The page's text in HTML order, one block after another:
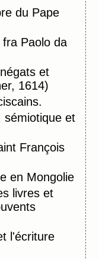
du Pape
Paolo da
et
1614)
sémiotique et
François
en Mongolie
livres et
l'écriture